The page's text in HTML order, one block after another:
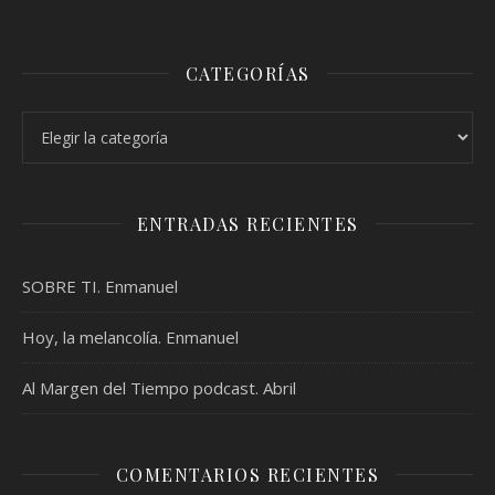
CATEGORÍAS
ENTRADAS RECIENTES
SOBRE TI. Enmanuel
Hoy, la melancolía. Enmanuel
Al Margen del Tiempo podcast. Abril
COMENTARIOS RECIENTES